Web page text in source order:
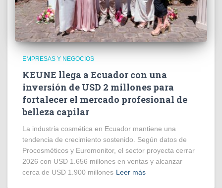
EMPRESAS Y NEGOCIOS
KEUNE llega a Ecuador con una
inversión de USD 2 millones para
fortalecer el mercado profesional de
belleza capilar
La industria cosmética en Ecuador mantiene una
tendencia de crecimiento sostenido. Según datos de
Procosméticos y Euromonitor, el sector proyecta cerrar
2026 con USD 1.656 millones en ventas y alcanzar
cerca de USD 1.900 millones Leer más